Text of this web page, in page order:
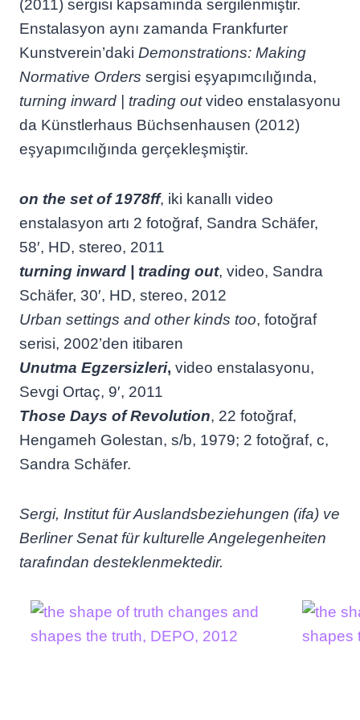
(2011) sergisi kapsamında sergilenmiştir.
Enstalasyon aynı zamanda Frankfurter
Kunstverein’daki Demonstrations: Making
Normative Orders sergisi eşyapımcılığında,
turning inward | trading outvideo enstalasyonu
da Künstlerhaus Büchsenhausen (2012)
eşyapımcılığında gerçekleşmiştir.
on the set of 1978ff, iki kanallı video
enstalasyon artı 2 fotoğraf, Sandra Schäfer,
58′, HD, stereo, 2011
turning inward | trading out, video, Sandra
Schäfer, 30′, HD, stereo, 2012
Urban settings and other kinds too, fotoğraf
serisi, 2002’den itibaren
Unutma Egzersizleri, video enstalasyonu,
Sevgi Ortaç, 9′, 2011
Those Days of Revolution, 22 fotoğraf,
Hengameh Golestan, s/b, 1979; 2 fotoğraf, c,
Sandra Schäfer.
Sergi, Institut für Auslandsbeziehungen (ifa) ve
Berliner Senat für kulturelle Angelegenheiten
tarafından desteklenmektedir.